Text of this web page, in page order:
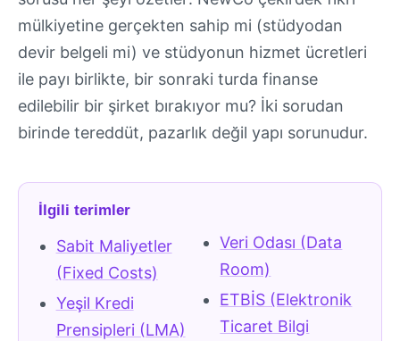
mülkiyetine gerçekten sahip mi (stüdyodan
devir belgeli mi) ve stüdyonun hizmet ücretleri
ile payı birlikte, bir sonraki turda finanse
edilebilir bir şirket bırakıyor mu? İki sorudan
birinde tereddüt, pazarlık değil yapı sorunudur.
İlgili terimler
Sabit Maliyetler
(Fixed Costs)
Yeşil Kredi
Prensipleri (LMA)
Veri Odası (Data
Room)
ETBİS (Elektronik
Ticaret Bilgi